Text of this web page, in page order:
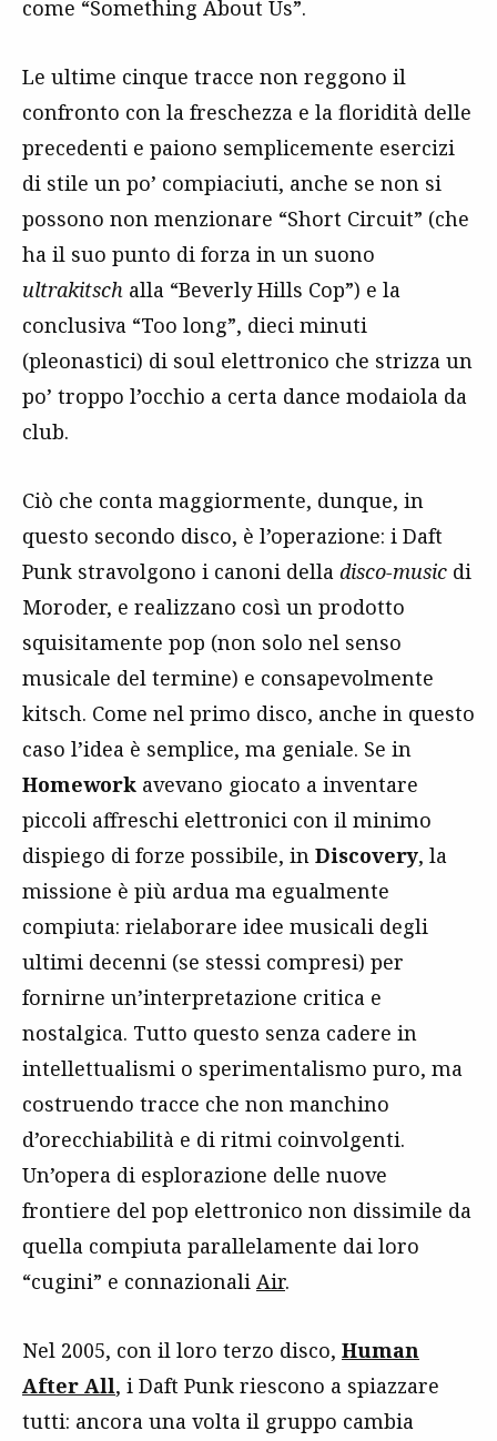
come “Something About Us”.
Le ultime cinque tracce non reggono il
confronto con la freschezza e la floridità delle
precedenti e paiono semplicemente esercizi
di stile un po’ compiaciuti, anche se non si
possono non menzionare “Short Circuit” (che
ha il suo punto di forza in un suono
ultrakitsch alla “Beverly Hills Cop”) e la
conclusiva “Too long”, dieci minuti
(pleonastici) di soul elettronico che strizza un
po’ troppo l’occhio a certa dance modaiola da
club.
Ciò che conta maggiormente, dunque, in
questo secondo disco, è l’operazione: i Daft
Punk stravolgono i canoni della disco-music di
Moroder, e realizzano così un prodotto
squisitamente pop (non solo nel senso
musicale del termine) e consapevolmente
kitsch. Come nel primo disco, anche in questo
caso l’idea è semplice, ma geniale. Se in
Homework avevano giocato a inventare
piccoli affreschi elettronici con il minimo
dispiego di forze possibile, in Discovery, la
missione è più ardua ma egualmente
compiuta: rielaborare idee musicali degli
ultimi decenni (se stessi compresi) per
fornirne un’interpretazione critica e
nostalgica. Tutto questo senza cadere in
intellettualismi o sperimentalismo puro, ma
costruendo tracce che non manchino
d’orecchiabilità e di ritmi coinvolgenti.
Un’opera di esplorazione delle nuove
frontiere del pop elettronico non dissimile da
quella compiuta parallelamente dai loro
“cugini” e connazionali Air.
Nel 2005, con il loro terzo disco, Human
After All, i Daft Punk riescono a spiazzare
tutti: ancora una volta il gruppo cambia